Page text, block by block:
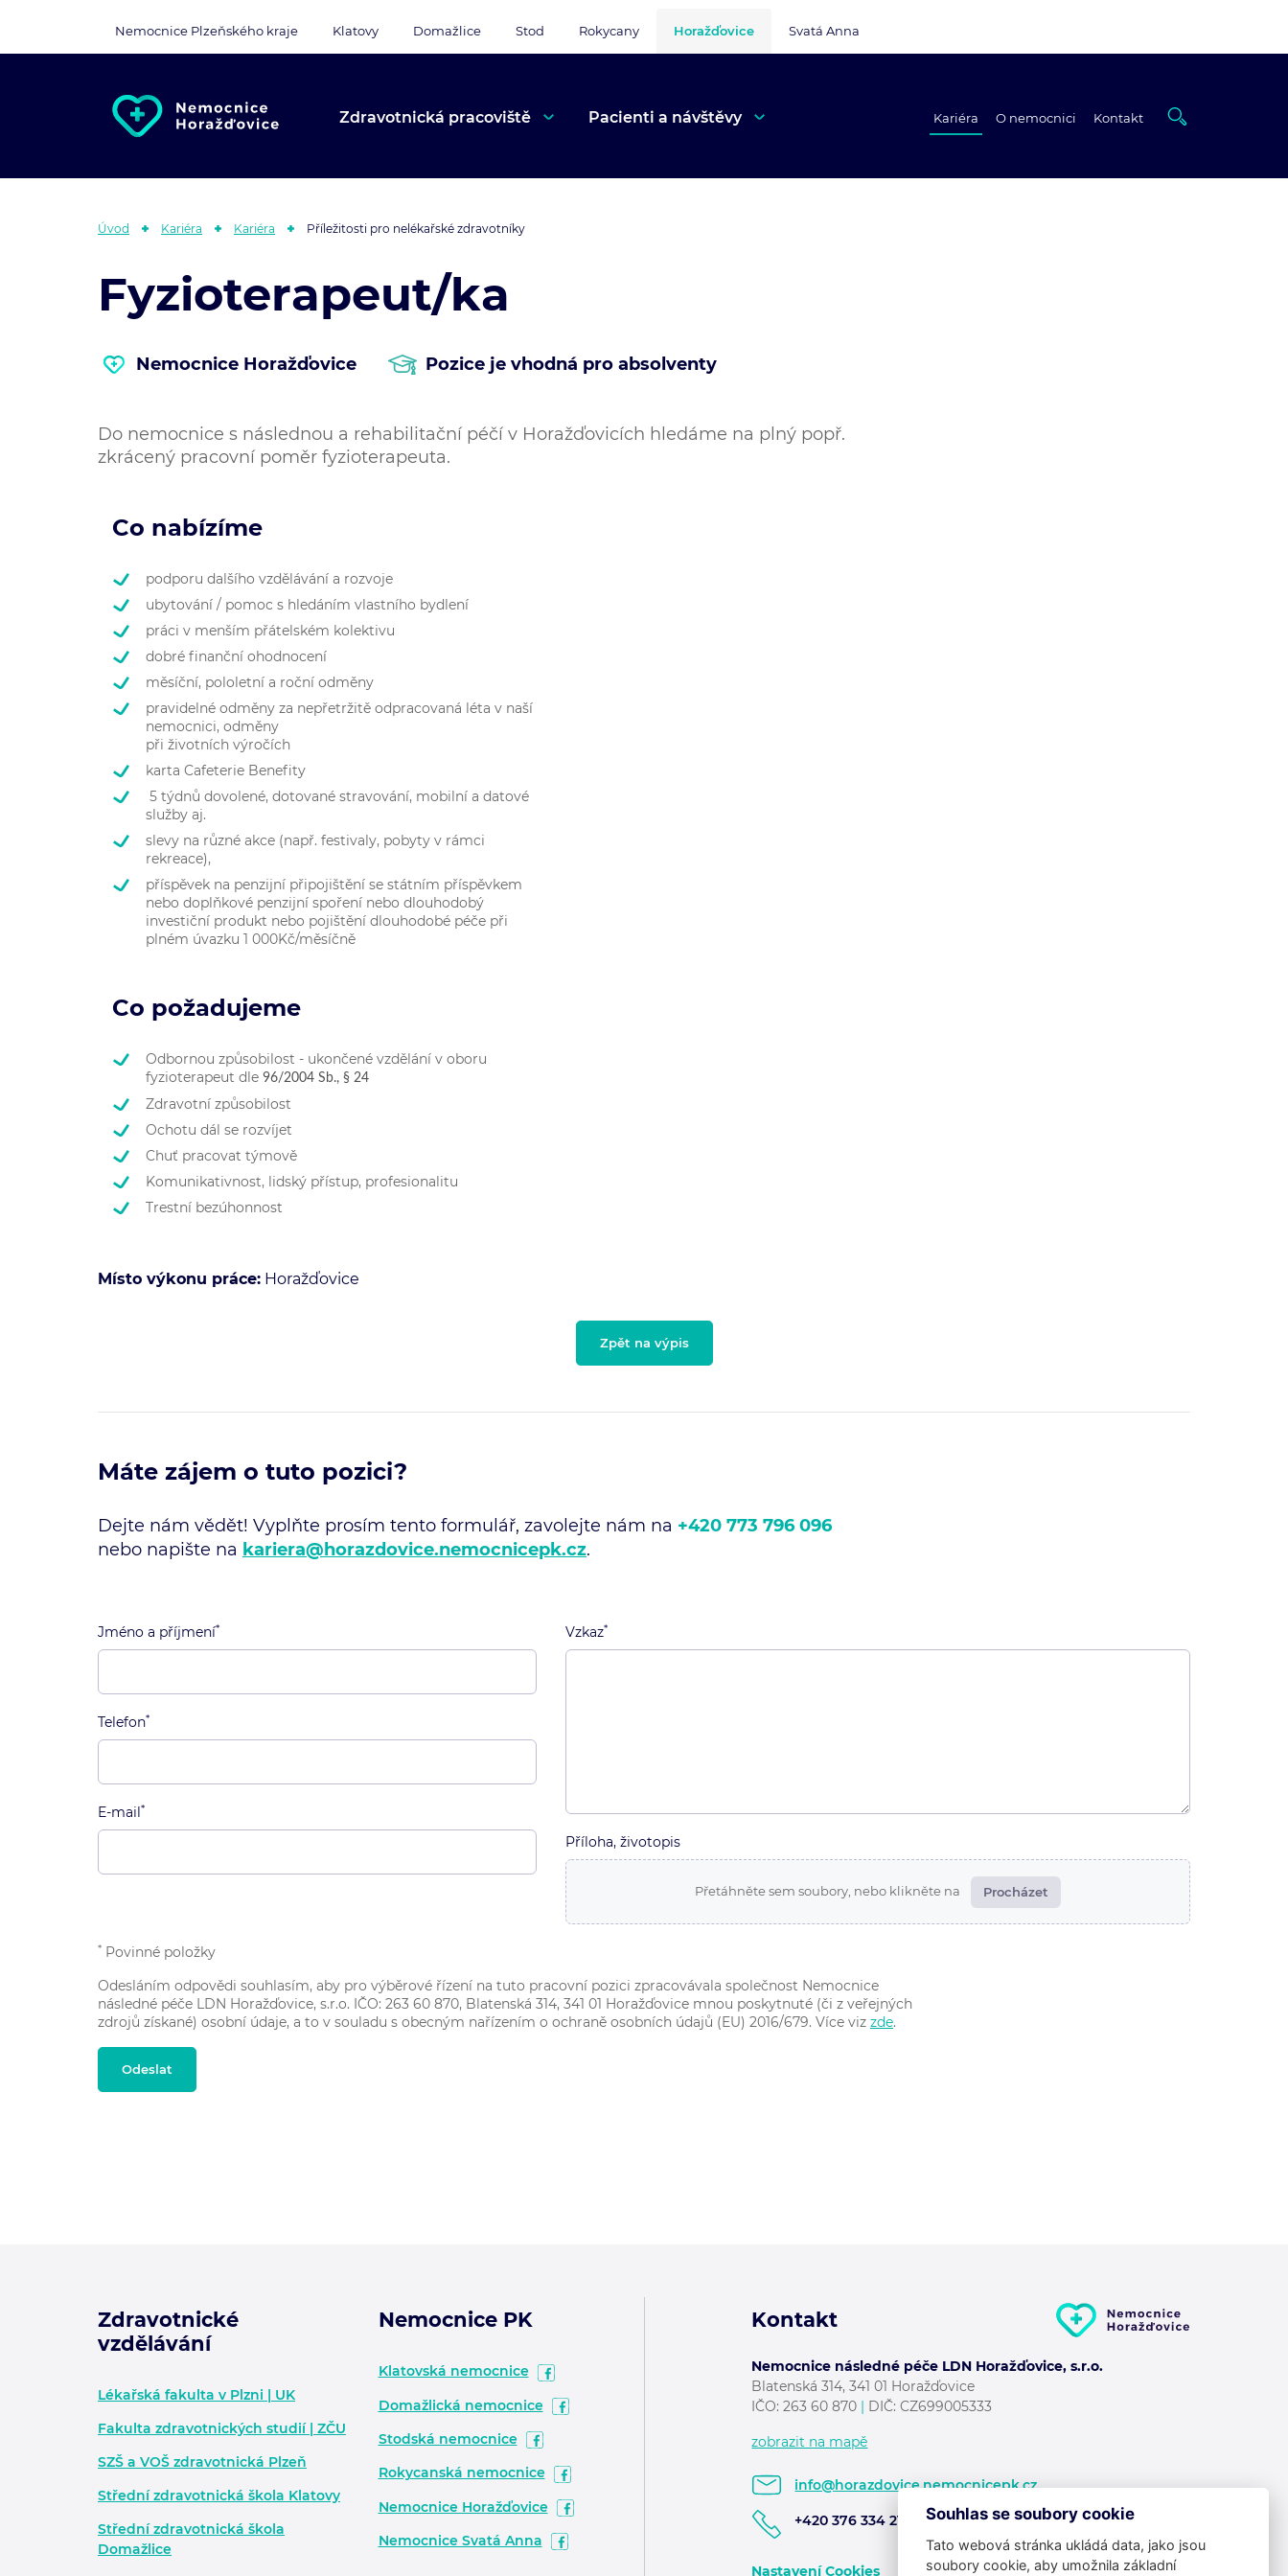
Nemocnice Plzeňského kraje Klatovy Domažlice Stod Rokycany Horažďovice Svatá Anna
Zdravotnická pracoviště Pacienti a návštěvy Kariéra O nemocnici Kontakt
Úvod Kariéra Kariéra Příležitosti pro nelékařské zdravotníky
Fyzioterapeut/ka
Nemocnice Horažďovice Pozice je vhodná pro absolventy
Do nemocnice s následnou a rehabilitační péčí v Horažďovicích hledáme na plný popř.
zkrácený pracovní poměr fyzioterapeuta.
Co nabízíme
podporu dalšího vzdělávání a rozvoje
ubytování / pomoc s hledáním vlastního bydlení
práci v menším přátelském kolektivu
dobré finanční ohodnocení
měsíční, pololetní a roční odměny
pravidelné odměny za nepřetržitě odpracovaná léta v naší
nemocnici, odměny
při životních výročích
karta Cafeterie Benefity
5 týdnů dovolené, dotované stravování, mobilní a datové
služby aj.
slevy na různé akce (např. festivaly, pobyty v rámci
rekreace),
příspěvek na penzijní připojištění se státním příspěvkem
nebo doplňkové penzijní spoření nebo dlouhodobý
investiční produkt nebo pojištění dlouhodobé péče při
plném úvazku 1 000Kč/měsíčně
Co požadujeme
Odbornou způsobilost - ukončené vzdělání v oboru
fyzioterapeut dle 96/2004 Sb., § 24
Zdravotní způsobilost
Ochotu dál se rozvíjet
Chuť pracovat týmově
Komunikativnost, lidský přístup, profesionalitu
Trestní bezúhonnost
Místo výkonu práce: Horažďovice
Zpět na výpis
Máte zájem o tuto pozici?
Dejte nám vědět! Vyplňte prosím tento formulář, zavolejte nám na +420 773 796 096
nebo napište na kariera@horazdovice.nemocnicepk.cz.
Jméno a příjmení*
Telefon*
E-mail *
Vzkaz*
Příloha, životopis
Přetáhněte sem soubory, nebo klikněte na Procházet
* Povinné položky
Odesláním odpovědi souhlasím, aby pro výběrové řízení na tuto pracovní pozici zpracovávala společnost Nemocnice
následné péče LDN Horažďovice, s.r.o. IČO: 263 60 870, Blatenská 314, 341 01 Horažďovice mnou poskytnuté (či z veřejných
zdrojů získané) osobní údaje, a to v souladu s obecným nařízením o ochraně osobních údajů (EU) 2016/679. Více viz zde.
Odeslat
Zápatí - další informace
Zdravotnické
vzdělávání
Lékařská fakulta v Plzni | UK
Fakulta zdravotnických studií | ZČU
SZŠ a VOŠ zdravotnická Plzeň
Střední zdravotnická škola Klatovy
Střední zdravotnická škola
Domažlice
Nemocnice PK
Klatovská nemocnice
Domažlická nemocnice
Stodská nemocnice
Rokycanská nemocnice
Nemocnice Horažďovice
Nemocnice Svatá Anna
Kontakt
Nemocnice následné péče LDN Horažďovice, s.r.o.
Blatenská 314, 341 01 Horažďovice
IČO:263 60 870 | DIČ: CZ699005333
zobrazit na mapě
info@horazdovice.nemocnicepk.cz
+420 376 334 211
Nastavení Cookies
Souhlas se soubory cookie
Tato webová stránka ukládá data, jako jsou
soubory cookie, aby umožnila základní